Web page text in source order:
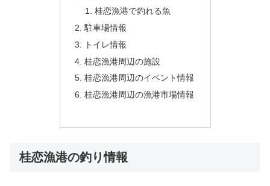
桂恋漁港で釣れる魚
駐車場情報
トイレ情報
桂恋漁港周辺の施設
桂恋漁港周辺のイベント情報
桂恋漁港周辺の漁港市場情報
桂恋漁港の釣り情報